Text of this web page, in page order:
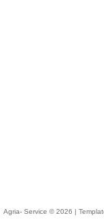
Agria- Service © 2026 |